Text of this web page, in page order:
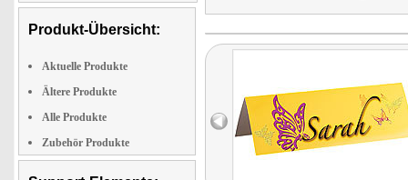
Produkt-Übersicht:
Aktuelle Produkte
Ältere Produkte
Alle Produkte
Zubehör Produkte